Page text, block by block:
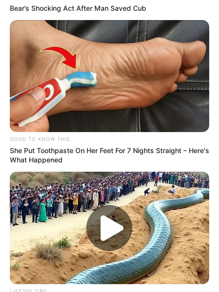
do jogo educativo "Polyglot"
, criado em conjunto com colegas
de turma, que utiliza inteligência artificial para ensinar idiomas e
corrigir a pronúncia dos usuários
.
Bear’s Shocking Act After Man Saved Cub
GOOD TO KNOW THIS
She Put Toothpaste On Her Feet For 7 Nights Straight – Here's
What Happened